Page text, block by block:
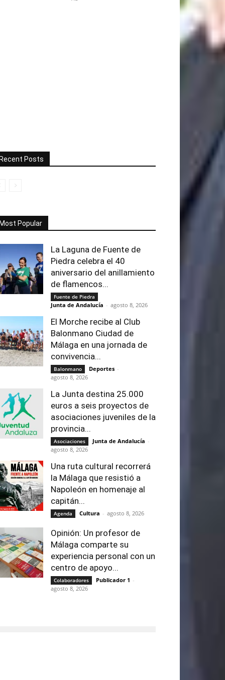
Posts
Popular
La Laguna de Fuente de
Piedra celebra el 40
aniversario del anillamiento
de flamencos...
Fuente de Piedra
Junta de Andalucía - agosto 8, 2026
El Morche recibe al Club
Balonmano Ciudad de
Málaga en una jornada de
convivencia...
Balonmano Deportes -
agosto 8, 2026
La Junta destina 25.000
euros a seis proyectos de
asociaciones juveniles de la
provincia...
Asociaciones Junta de Andalucía -
agosto 8, 2026
Una ruta cultural recorrerá
la Málaga que resistió a
Napoleón en homenaje al
capitán...
Agenda Cultura - agosto 8, 2026
Opinión: Un profesor de
Málaga comparte su
experiencia personal con un
centro de apoyo...
Colaboradores Publicador 1 -
agosto 8, 2026